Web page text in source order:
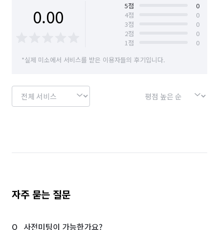
0.00 5점
0
4점
0
3점
0
2점
0
1점
0
*실제 미소에서 서비스를 받은 이용자들의 후기입니다.
자주 묻는 질문
사전미팅이 가능한가요?